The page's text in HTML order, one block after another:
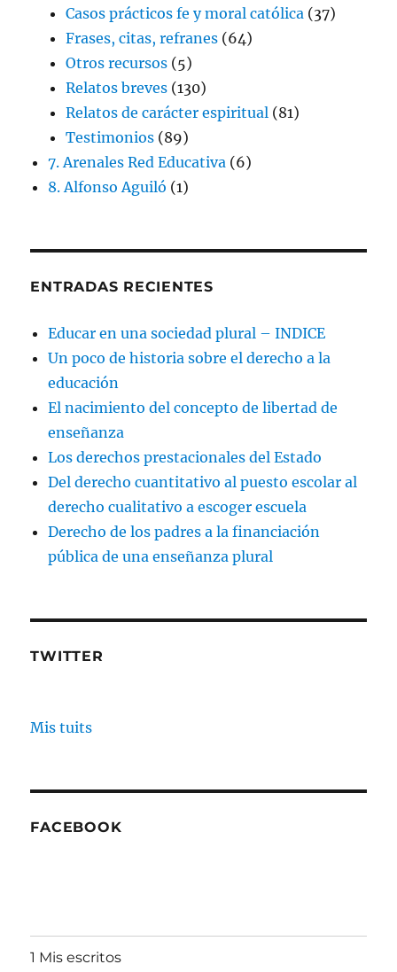
Casos prácticos fe y moral católica (37)
Frases, citas, refranes (64)
Otros recursos (5)
Relatos breves (130)
Relatos de carácter espiritual (81)
Testimonios (89)
7. Arenales Red Educativa (6)
8. Alfonso Aguiló (1)
ENTRADAS RECIENTES
Educar en una sociedad plural – INDICE
Un poco de historia sobre el derecho a la
educación
El nacimiento del concepto de libertad de
enseñanza
Los derechos prestacionales del Estado
Del derecho cuantitativo al puesto escolar al
derecho cualitativo a escoger escuela
Derecho de los padres a la financiación
pública de una enseñanza plural
TWITTER
Mis tuits
FACEBOOK
1 Mis escritos